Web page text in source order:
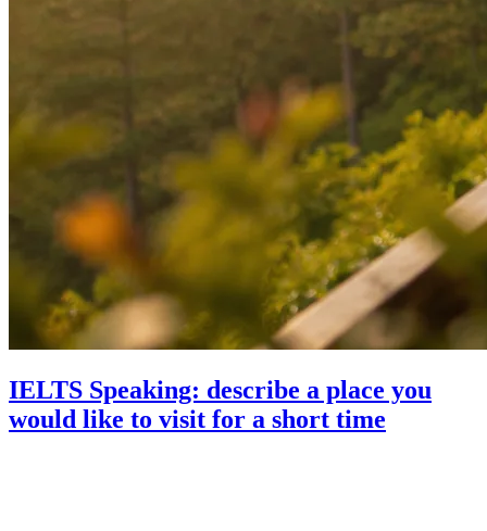
IELTS Speaking: describe a place you
would like to visit for a short time